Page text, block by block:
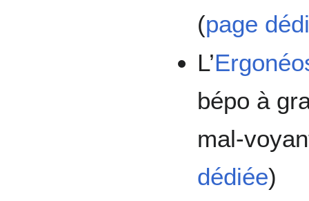
(page
L’
bépo à
mal-
dédiée)